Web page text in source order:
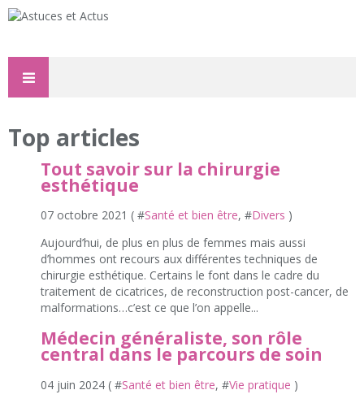
Top articles
Tout savoir sur la chirurgie
esthétique
07 octobre 2021 ( #Santé et bien être, #Divers )
Aujourd’hui, de plus en plus de femmes mais aussi
d’hommes ont recours aux différentes techniques de
chirurgie esthétique. Certains le font dans le cadre du
traitement de cicatrices, de reconstruction post-cancer, de
malformations…c’est ce que l’on appelle...
Médecin généraliste, son rôle
central dans le parcours de soin
04 juin 2024 ( #Santé et bien être, #Vie pratique )